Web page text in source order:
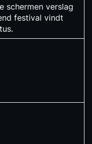
schermen verslag
festival vindt